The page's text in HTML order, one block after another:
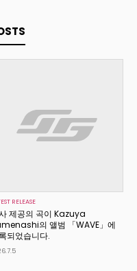
RELEASE
제공의 곡이 Kazuya
의 앨범 「WAVE」에
되었습니다.